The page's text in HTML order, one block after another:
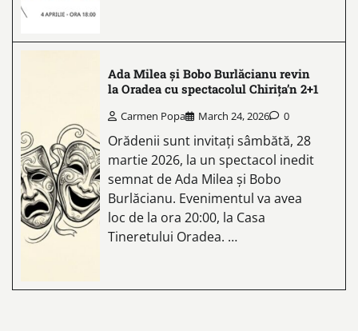
Ada Milea și Bobo Burlăcianu revin
la Oradea cu spectacolul Chirița’n 2+1
Carmen Popa March 24, 2026 0
Orădenii sunt invitați sâmbătă, 28
martie 2026, la un spectacol inedit
semnat de Ada Milea și Bobo
Burlăcianu. Evenimentul va avea
loc de la ora 20:00, la Casa
Tineretului Oradea. …